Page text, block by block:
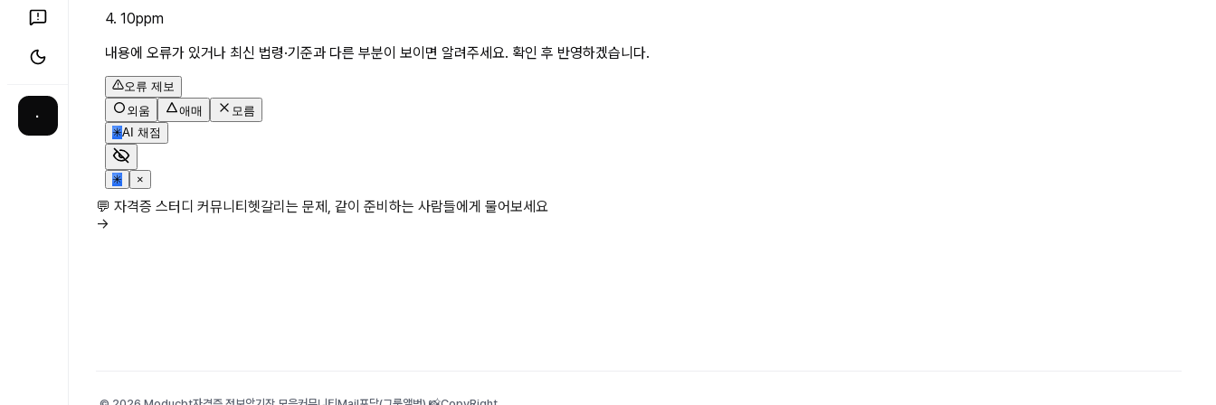
·
4. 10ppm
내용에 오류가 있거나 최신 법령·기준과 다른 부분이 보이면 알려주세요. 확인 후 반영하겠습니다.
오류 제보
외움
애매
모름
✳AI 채점
✳ ×
💬 자격증 스터디 커뮤니티헷갈리는 문제, 같이 준비하는 사람들에게 물어보세요
→